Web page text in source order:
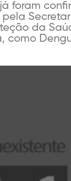
foram
da